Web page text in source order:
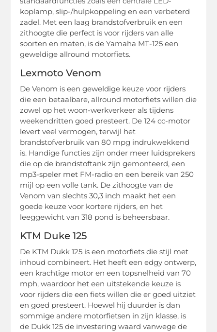
koplamp, slip-/hulpkoppeling en een verbeterd
zadel. Met een laag brandstofverbruik en een
zithoogte die perfect is voor rijders van alle
soorten en maten, is de Yamaha MT-125 een
geweldige allround motorfiets.
Lexmoto Venom
De Venom is een geweldige keuze voor rijders
die een betaalbare, allround motorfiets willen die
zowel op het woon-werkverkeer als tijdens
weekendritten goed presteert. De 124 cc-motor
levert veel vermogen, terwijl het
brandstofverbruik van 80 mpg indrukwekkend
is. Handige functies zijn onder meer luidsprekers
die op de brandstoftank zijn gemonteerd, een
mp3-speler met FM-radio en een bereik van 250
mijl op een volle tank. De zithoogte van de
Venom van slechts 30,3 inch maakt het een
goede keuze voor kortere rijders, en het
leeggewicht van 318 pond is beheersbaar.
KTM Duke 125
De KTM Dukk 125 is een motorfiets die stijl met
inhoud combineert. Het heeft een edgy ontwerp,
een krachtige motor en een topsnelheid van 70
mph, waardoor het een uitstekende keuze is
voor rijders die een fiets willen die er goed uitziet
en goed presteert. Hoewel hij duurder is dan
sommige andere motorfietsen in zijn klasse, is
de Dukk 125 de investering waard vanwege de